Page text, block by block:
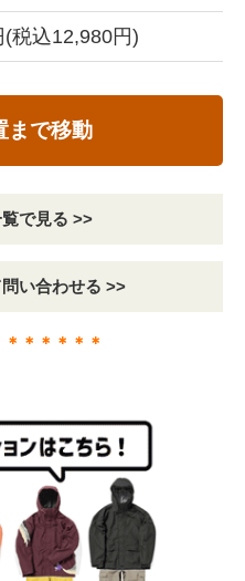
(税込12,980円)
まで移動
で見る >>
い合わせる >>
＊＊＊＊＊